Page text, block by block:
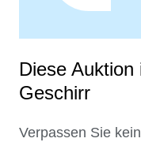
Diese
Geschirr
Verpassen Sie